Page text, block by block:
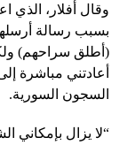
بسبب رسالة
(أطلق سراحهم)
أعادتني مباشرة
السجون السورية.
“لا يزال بإمكاني